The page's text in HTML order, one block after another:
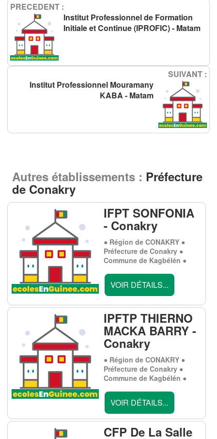
PRECEDENT :
Institut Professionnel de Formation
Initiale et Continue (IPROFIC) - Matam
SUIVANT :
Institut Professionnel Mouramany
KABA - Matam
Autres établissements : Préfecture
de Conakry
IFPT SONFONIA
- Conakry
● Région de CONAKRY ●
Préfecture de Conakry ●
Commune de Kagbélén ●
VOIR DÉTAILS...
IPFTP THIERNO
MACKA BARRY -
Conakry
● Région de CONAKRY ●
Préfecture de Conakry ●
Commune de Kagbélén ●
VOIR DÉTAILS...
CFP De La Salle